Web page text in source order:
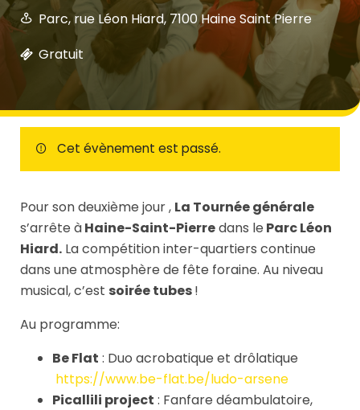
Parc, rue Léon Hiard, 7100 Haine Saint Pierre
Gratuit
Cet évènement est passé.
Pour son deuxième jour , La Tournée générale
s’arrête àHaine-Saint-Pierredans le Parc Léon
Hiard. La compétition inter-quartiers continue
dans une atmosphère de fête foraine. Au niveau
musical, c’est soirée tubes!
Au programme:
Be Flat : Duo acrobatique et drôlatique
https://www.be-flat.be/ludo-arsene
Picallili project : Fanfare déambulatoire,